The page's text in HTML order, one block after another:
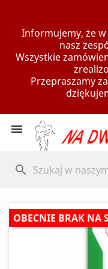
Informujemy, że w
nasz
Wszystkie
Przepraszamy

search
OBECNIE BRAK NA